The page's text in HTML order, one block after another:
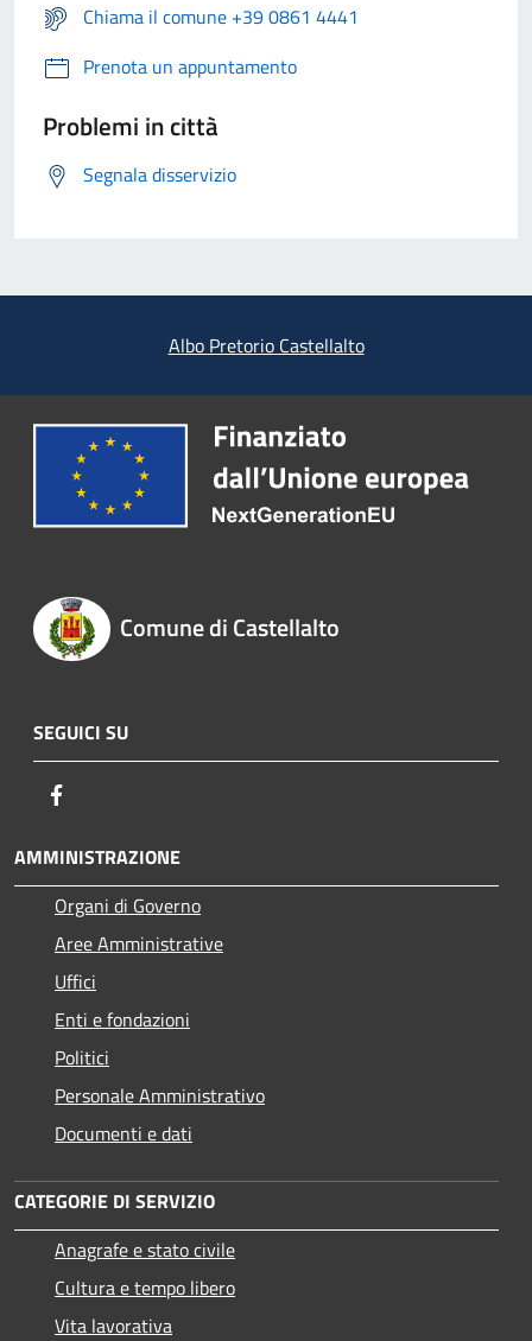
Chiama il comune +39 0861 4441
Prenota un appuntamento
Problemi in città
Segnala disservizio
Albo Pretorio Castellalto
Comune di Castellalto
SEGUICI SU
AMMINISTRAZIONE
Organi di Governo
Aree Amministrative
Uffici
Enti e fondazioni
Politici
Personale Amministrativo
Documenti e dati
CATEGORIE DI SERVIZIO
Anagrafe e stato civile
Cultura e tempo libero
Vita lavorativa